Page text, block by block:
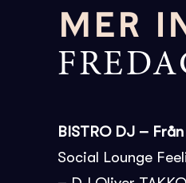
MER
BISTRO DJ –
Social Lounge